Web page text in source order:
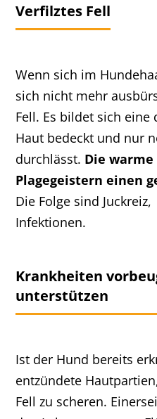
Verfilztes Fell
Wenn sich im
sich nicht mehr
Fell. Es bildet sich
Haut bedeckt und nur
durchlässt. Die
Plagegeistern einen
Die Folge sind
Infektionen.
Krankheiten
unterstützen
Ist der Hund bereits
entzündete
Fell zu scheren.